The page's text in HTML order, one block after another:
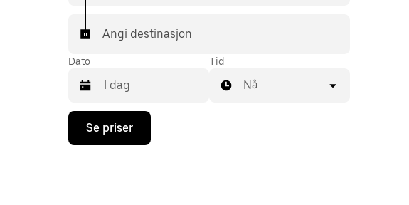
Angi destinasjon
Dato
Trykk
piltast
Tid
Nå
Se priser